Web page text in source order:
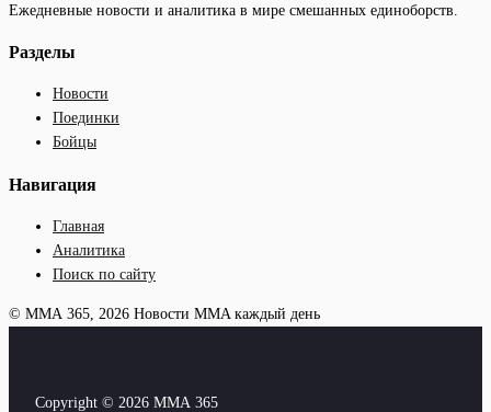
Ежедневные новости и аналитика в мире смешанных единоборств.
Разделы
Новости
Поединки
Бойцы
Навигация
Главная
Аналитика
Поиск по сайту
© ММА 365, 2026 Новости MMA каждый день
Copyright © 2026 ММА 365